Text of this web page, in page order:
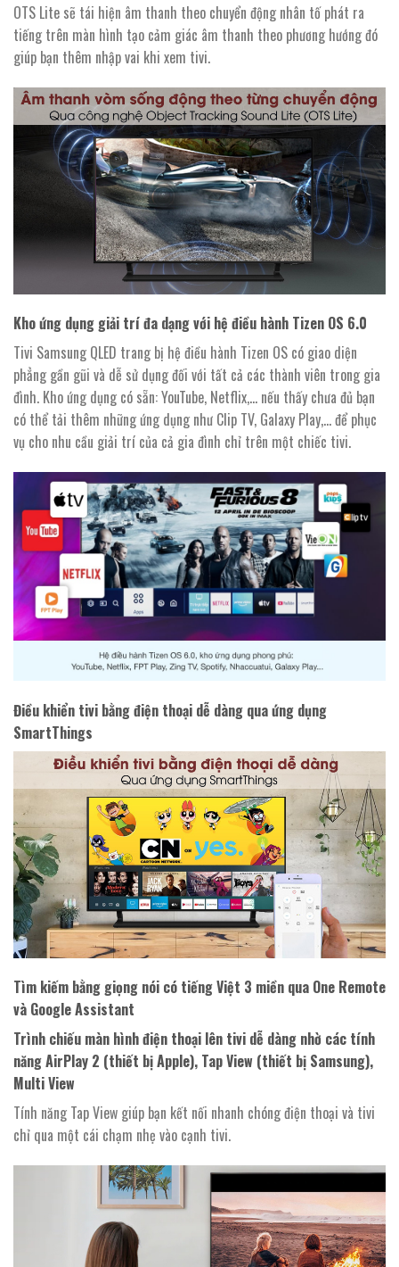
OTS Lite sẽ tái hiện âm thanh theo chuyển động nhân tố phát ra
tiếng trên màn hình tạo cảm giác âm thanh theo phương hướng đó
giúp bạn thêm nhập vai khi xem tivi.
Kho ứng dụng giải trí đa dạng với hệ điều hành Tizen OS 6.0
Tivi Samsung QLED trang bị hệ điều hành Tizen OS có giao diện
phẳng gần gũi và dễ sử dụng đối với tất cả các thành viên trong gia
đình. Kho ứng dụng có sẵn: YouTube, Netflix,… nếu thấy chưa đủ bạn
có thể tải thêm những ứng dụng như Clip TV, Galaxy Play,… để phục
vụ cho nhu cầu giải trí của cả gia đình chỉ trên một chiếc tivi.
Điều khiển tivi bằng điện thoại dễ dàng qua ứng dụng
SmartThings
Tìm kiếm bằng giọng nói có tiếng Việt 3 miền qua One Remote
và Google Assistant
Trình chiếu màn hình điện thoại lên tivi dễ dàng nhờ các tính
năng AirPlay 2 (thiết bị Apple), Tap View (thiết bị Samsung),
Multi View
Tính năng Tap View giúp bạn kết nối nhanh chóng điện thoại và tivi
chỉ qua một cái chạm nhẹ vào cạnh tivi.